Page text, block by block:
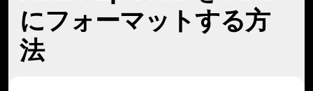
にフォーマットする方
法